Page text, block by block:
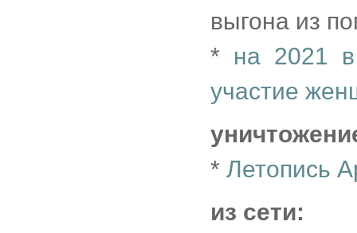
выгона из
* на 2021
участие
* Летопись
из сети: